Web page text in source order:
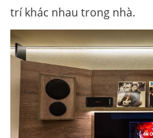
trí khác nhau trong nhà.